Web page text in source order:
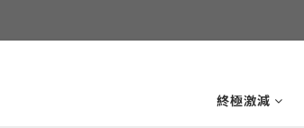
終極激減